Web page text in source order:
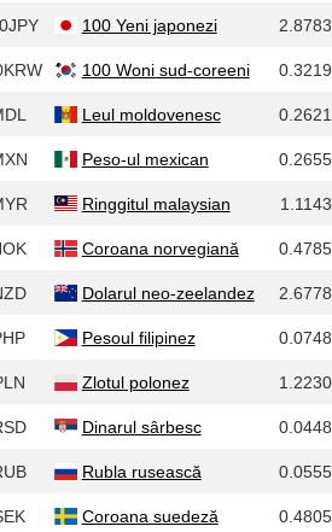
100 Yeni japonezi 2.8783
100 Woni sud-coreeni 0.3219
Leul moldovenesc 0.2621
Peso-ul mexican 0.2655
Ringgitul malaysian 1.1143
Coroana norvegiană 0.4785
Dolarul neo-zeelandez 2.6778
Pesoul filipinez 0.0748
Zlotul polonez 1.2230
Dinarul sârbesc 0.0448
Rubla rusească 0.0555
Coroana suedeză 0.4805